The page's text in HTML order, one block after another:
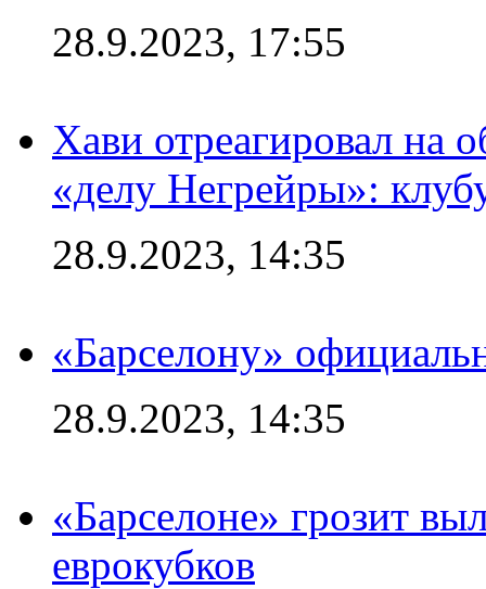
28.9.2023, 17:55
Хави отреагировал на
«делу Негрейры»:
28.9.2023, 14:35
«Барселону»
28.9.2023, 14:35
«Барселоне» грозит
еврокубков